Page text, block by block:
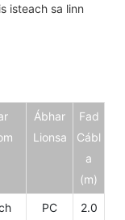
isteach sa linn
Ábhar
Lionsa
Fad
Cábl
a
(m)
PC 2.0